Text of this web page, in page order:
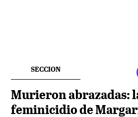
SECCION
Murieron abrazadas:
feminicidio de